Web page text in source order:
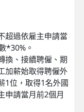
超過依雇主申請當
*30%。
換、接續聘僱、期
加薪始取得聘僱外
1位，取得1名外國
申請當月前2個月